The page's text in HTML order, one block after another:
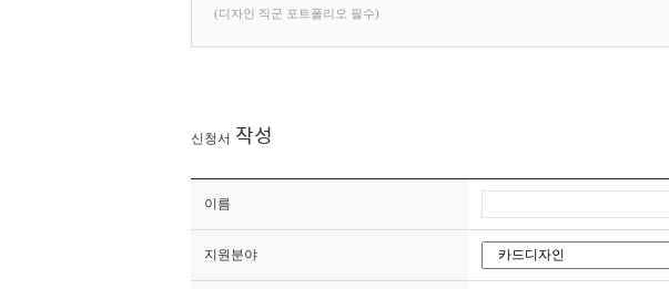
(디자인 직군 포트폴리오 필수)
신청서 작성
이름
지원분야